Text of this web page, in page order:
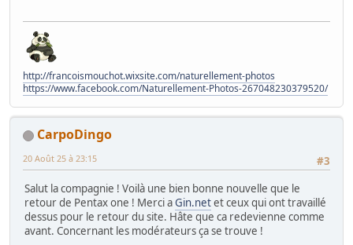
http://francoismouchot.wixsite.com/naturellement-photos
https://www.facebook.com/Naturellement-Photos-267048230379520/
CarpoDingo
#3
20 Août 25 à 23:15
Salut la compagnie ! Voilà une bien bonne nouvelle que le
retour de Pentax one ! Merci aGin.netet ceux qui ont travaillé
dessus pour le retour du site. Hâte que ca redevienne comme
avant. Concernant les modérateurs ça se trouve !